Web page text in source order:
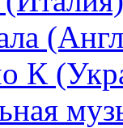
К